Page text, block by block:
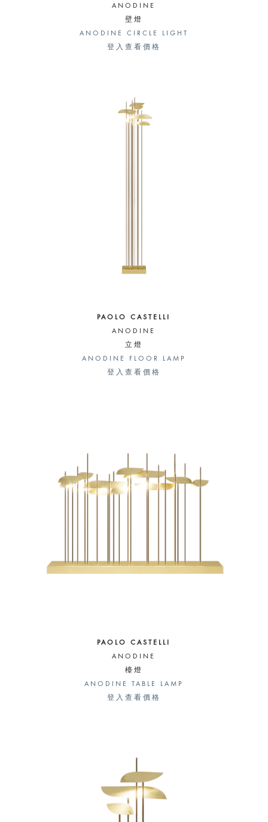
ANODINE
壁燈
ANODINE CIRCLE LIGHT
登入查看價格
PAOLO CASTELLI
ANODINE
立燈
ANODINE FLOOR LAMP
登入查看價格
PAOLO CASTELLI
ANODINE
檯燈
ANODINE TABLE LAMP
登入查看價格